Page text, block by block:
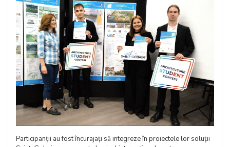
Participanții au fost încurajați să integreze în proiectele lor soluții